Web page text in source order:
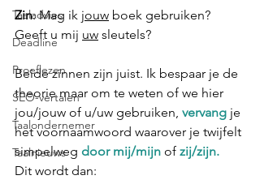
Taaladvies
Deadline
Proeflezen
SEO-vertalen
Taalondernemer
Taalnieuws
Zin: Mag ik jouw boek gebruiken?
Geeft u mij uw sleutels?
Beide zinnen zijn juist. Ik bespaar je de
theorie maar om te weten of we hier
jou/jouw of u/uw gebruiken, vervang je
het voornaamwoord waarover je twijfelt
simpelweg door mij/mijn of zij/zijn.
Dit wordt dan: